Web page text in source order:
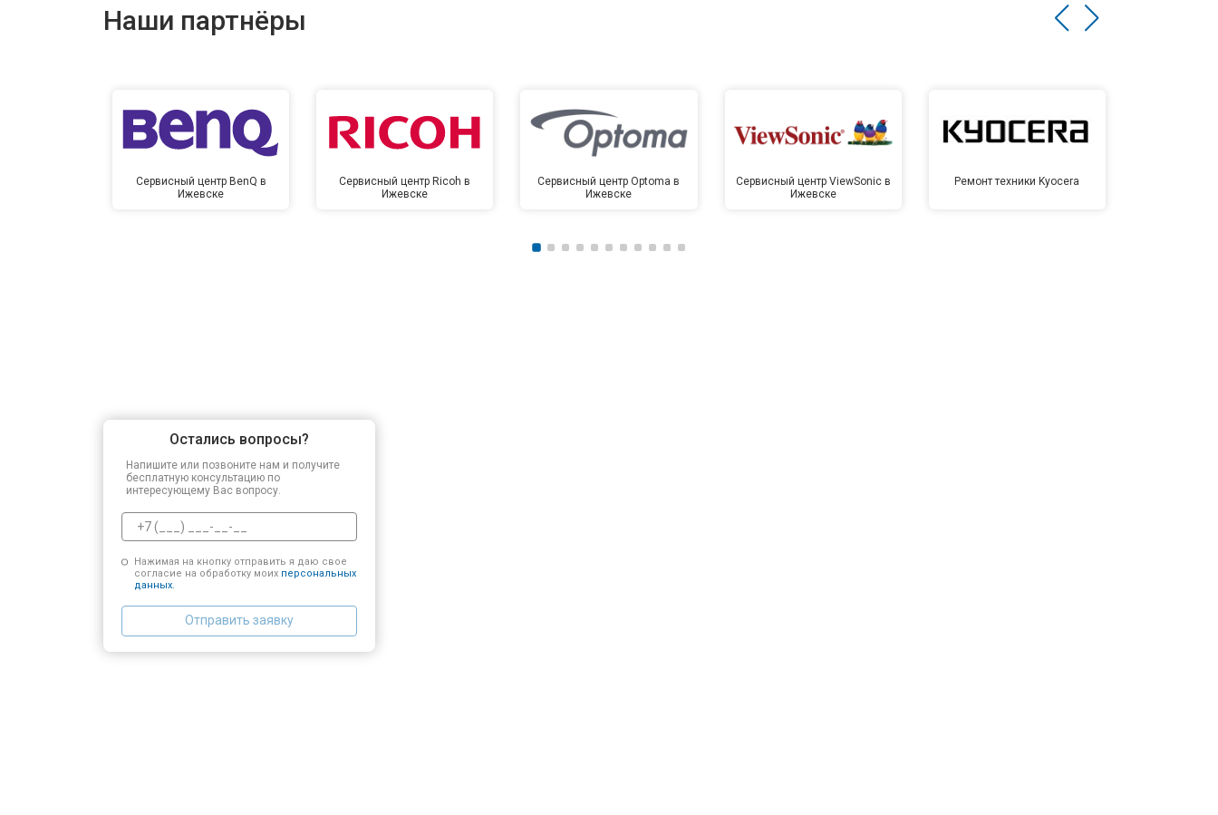
Наши партнёры
Сервисный центр BenQ в
Ижевске
Сервисный центр Ricoh в
Ижевске
Сервисный центр Optoma в
Ижевске
Сервисный центр ViewSonic в
Ижевске
Ремонт техники Kyocera
Остались вопросы?
Напишите или позвоните нам и получите
бесплатную консультацию по
интересующему Вас вопросу.
Нажимая на кнопку отправить я даю свое
согласие на обработку моих персональных
данных.
Отправить заявку